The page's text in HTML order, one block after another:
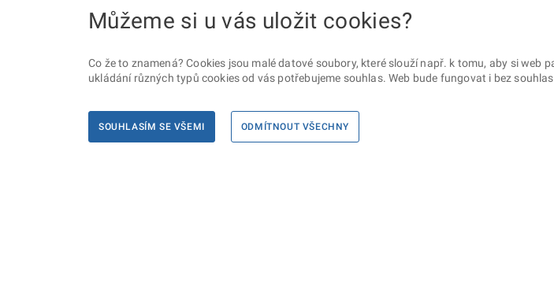
Můžeme si u vás uložit cookies?
Co že to znamená? Cookies jsou malé datové soubory, které slouží např. k tomu, aby si
ukládání různých typů cookies od vás potřebujeme souhlas. Web bude fungovat i bez
SOUHLASÍM SE VŠEMI ODMÍTNOUT VŠECHNY